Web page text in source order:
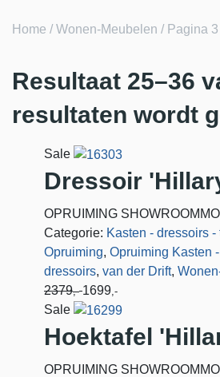
Home /Wonen-Meubelen / Pagina 3
Resultaat 25–36
resultaten wordt
Sale
Dressoir
OPRUIMING
Categorie: Kasten - dressoirs
Opruiming, Opruiming Kasten
dressoirs, van der Drift,
2379,- 1699,-
Sale
Hoektafel
OPRUIMING